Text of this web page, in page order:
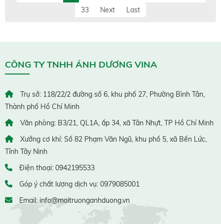
33
Next Last
CÔNG TY TNHH ÁNH DƯƠNG VINA
Trụ sở: 118/22/2 đường số 6, khu phố 27, Phường Bình Tân,
Thành phố Hồ Chí Minh
Văn phòng: B3/21, QL1A, ấp 34, xã Tân Nhựt, TP Hồ Chí Minh
Xưởng cơ khí: Số 82 Phạm Văn Ngũ, khu phố 5, xã Bến Lức,
Tỉnh Tây Ninh
Điện thoại: 0942195533
Góp ý chất lượng dịch vụ: 0979085001
Email: info@moitruonganhduong.vn